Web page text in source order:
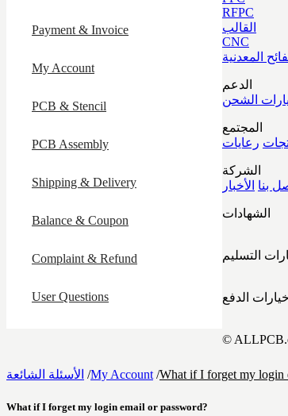
Payment & Invoice
My Account
PCB & Stencil
PCB Assembly
Shipping & Delivery
Balance & Coupon
Complaint & Refund
User Questions
الأسئلة الشائعة /My Account /What if I forget my login
What if I forget my login email or password?
RFPC
القالب
CNC
المعدنية
الدعم
الشحن
المجتمع
الشركة
بنا الأخبار
الشهادات
التسليم
خيارات الدفع